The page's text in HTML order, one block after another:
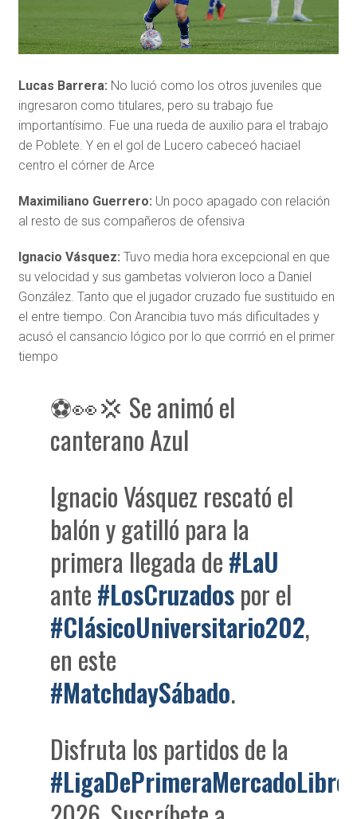
Lucas Barrera: No lució como los otros juveniles que
ingresaron como titulares, pero su trabajo fue
importantísimo. Fue una rueda de auxilio para el trabajo
de Poblete. Y en el gol de Lucero cabeceó haciael
centro el córner de Arce
Maximiliano Guerrero: Un poco apagado con relación
al resto de sus compañeros de ofensiva
Ignacio Vásquez: Tuvo media hora excepcional en que
su velocidad y sus gambetas volvieron loco a Daniel
González. Tanto que el jugador cruzado fue sustituido en
el entre tiempo. Con Arancibia tuvo más dificultades y
acusó el cansancio lógico por lo que corrrió en el primer
tiempo
⚽👀💢 Se animó el
canterano Azul
Ignacio Vásquez rescató el
balón y gatilló para la
primera llegada de#LaU
ante#LosCruzadospor el
#ClásicoUniversitario202,
en este
#MatchdaySábado.
Disfruta los partidos de la
#LigaDePrimeraMercadoLibre